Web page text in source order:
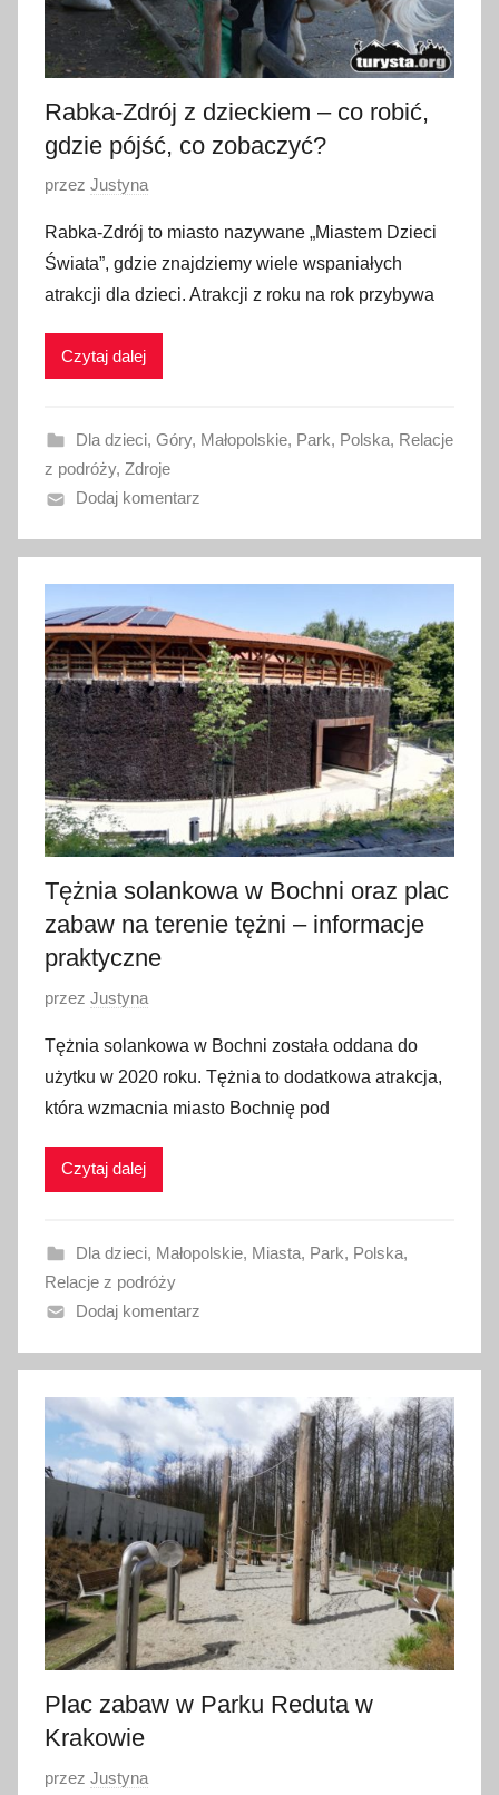
e
n
i
a
2
2
1
Rabka-Zdrój z dzieckiem – co robić,
gdzie pójść, co zobaczyć?
O
u
b
l
i
a
n
o
w
r
z
e
ś
n
i
a
2
0
2
1
przez Justyna
Rabka-Zdrój to miasto nazywane „Miastem Dzieci
Świata”, gdzie znajdziemy wiele wspaniałych
atrakcji dla dzieci. Atrakcji z roku na rok przybywa
Czytaj dalej
Dla dzieci, Góry, Małopolskie, Park, Polska, Relacje
z podróży, Zdroje
Dodaj komentarz
Tężnia solankowa w Bochni oraz plac
zabaw na terenie tężni – informacje
praktyczne
O
u
b
l
i
a
n
o
8
l
p
a
2
0
2
1
przez Justyna
Tężnia solankowa w Bochni została oddana do
użytku w 2020 roku. Tężnia to dodatkowa atrakcja,
która wzmacnia miasto Bochnię pod
Czytaj dalej
Dla dzieci, Małopolskie, Miasta, Park, Polska,
Relacje z podróży
Dodaj komentarz
Plac zabaw w Parku Reduta w
Krakowie
O
przez Justyna